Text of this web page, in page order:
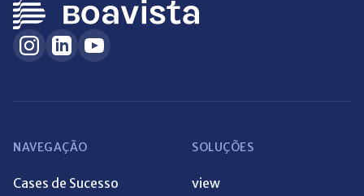
NAVEGAÇÃO
Cases de Sucesso
SOLUÇÕES
view